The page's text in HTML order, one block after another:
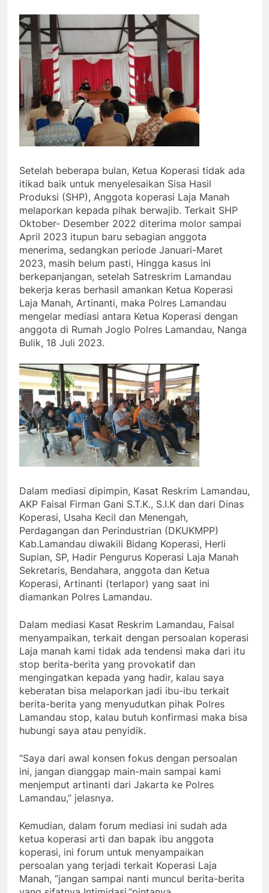
Setelah beberapa bulan, Ketua Koperasi tidak ada
itikad baik untuk menyelesaikan Sisa Hasil
Produksi (SHP), Anggota koperasi Laja Manah
melaporkan kepada pihak berwajib. Terkait SHP
Oktober- Desember 2022 diterima molor sampai
April 2023 itupun baru sebagian anggota
menerima, sedangkan periode Januari-Maret
2023, masih belum pasti, Hingga kasus ini
berkepanjangan, setelah Satreskrim Lamandau
bekerja keras berhasil amankan Ketua Koperasi
Laja Manah, Artinanti, maka Polres Lamandau
mengelar mediasi antara Ketua Koperasi dengan
anggota di Rumah Joglo Polres Lamandau, Nanga
Bulik, 18 Juli 2023.
Dalam mediasi dipimpin, Kasat Reskrim Lamandau,
AKP Faisal Firman Gani S.T.K., S.I.K dan dari Dinas
Koperasi, Usaha Kecil dan Menengah,
Perdagangan dan Perindustrian (DKUKMPP)
Kab.Lamandau diwakili Bidang Koperasi, Herli
Supian, SP, Hadir Pengurus Koperasi Laja Manah
Sekretaris, Bendahara, anggota dan Ketua
Koperasi, Artinanti (terlapor) yang saat ini
diamankan Polres Lamandau.
Dalam mediasi Kasat Reskrim Lamandau, Faisal
menyampaikan, terkait dengan persoalan koperasi
Laja manah kami tidak ada tendensi maka dari itu
stop berita-berita yang provokatif dan
mengingatkan kepada yang hadir, kalau saya
keberatan bisa melaporkan jadi ibu-ibu terkait
berita-berita yang menyudutkan pihak Polres
Lamandau stop, kalau butuh konfirmasi maka bisa
hubungi saya atau penyidik.
“Saya dari awal konsen fokus dengan persoalan
ini, jangan dianggap main-main sampai kami
menjemput artinanti dari Jakarta ke Polres
Lamandau,” jelasnya.
Kemudian, dalam forum mediasi ini sudah ada
ketua koperasi arti dan bapak ibu anggota
koperasi, ini forum untuk menyampaikan
persoalan yang terjadi terkait Koperasi Laja
Manah, “jangan sampai nanti muncul berita-berita